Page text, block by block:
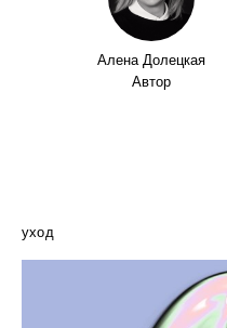
Алена Долецкая
Автор
уход